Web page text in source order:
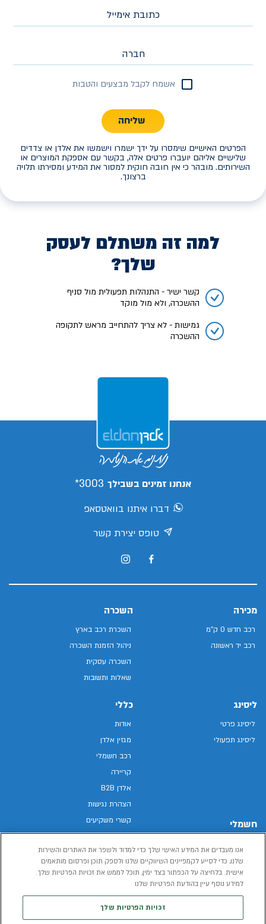
כתובת אימייל
חברה
אשמח לקבל מבצעים והטבות
שליחה
הפרטים האישיים שימסרו על ידך ישמרו וישמשו את אלדן או צדדים
שלישיים אליהם יועברו פרטים אלה, בקשר עם אספקת המוצרים או
השירותים. מובהר כי אין חובה חוקית למסור את המידע ומסירתו תלויה
ברצונך.
למה זה משתלם לעסק
שלך?
קשר ישיר - התנהלות תפעולית מול סניף
ההשכרה, ולא מול מוקד
גמישות - לא צריך להתחייב מראש לתקופה
ההשכרה
אנחנו זמינים בשבילך 3003*
דברו איתנו בוואטסאפ
טופס יצירת קשר
מכירה
רכב חדש 0 ק"מ
רכב יד ראשונה
השכרה
השכרת רכב בארץ
ניהול הזמנת השכרה
השכרה עסקית
שאלות ותשובות
ליסינג
ליסינג פרטי
ליסינג תפעולי
חשמלי
רכב חשמלי
הכל על רכב חשמלי
כללי
אודות
מגזין אלדן
רכב חשמלי
קריירה
אלדן B2B
הצהרת נגישות
קשרי משקיעים
מפת האתר
מדיניות פרטיות
תנאי שימוש
אנו מעבדים את המידע האישי שלך כדי למדוד ולשפר את האתרים והשירות
שלנו, כדי לסייע לקמפיינים השיווקיים שלנו ולספק תוכן ופרסום מותאמים
אישית. בלחיצה על הכפתור בצד ימין, תוכל לממש את זכויות הפרטיות שלך.
למידע נוסף עיין בהודעת הפרטיות שלנו
זכויות הפרטיות שלך